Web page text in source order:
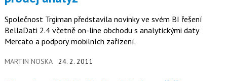
Společnost Trgiman představila novinky ve svém BI řešení
BellaDati 2.4 včetně on-line obchodu s analytickými daty
Mercato a podpory mobilních zařízení.
MARTIN NOSKA 24. 2. 2011